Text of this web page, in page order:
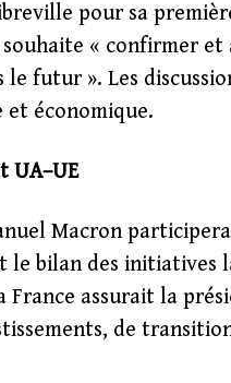
pour sa
« confirmer
futur ». Les
économique.
UA–UE
Macron
bilan des initiatives
assurait la
de